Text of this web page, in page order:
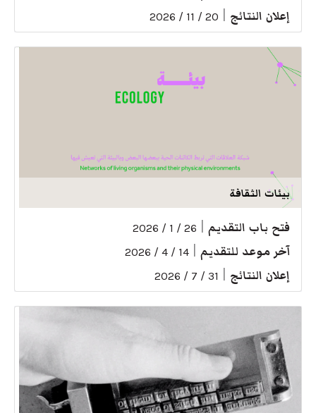
إعلان النتائج 20 / 11 / 2026
بيئات الثقافة
فتح باب التقديم 26 / 1 / 2026
آخر موعد للتقديم 14 / 4 / 2026
إعلان النتائج 31 / 7 / 2026